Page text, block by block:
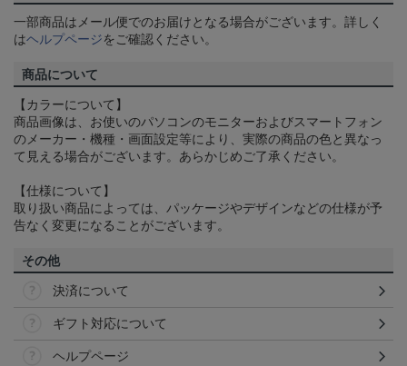
一部商品はメール便でのお届けとなる場合がございます。詳しく
はヘルプページをご確認ください。
商品について
【カラーについて】
商品画像は、お使いのパソコンのモニターおよびスマートフォン
のメーカー・機種・画面設定等により、実際の商品の色と異なっ
て見える場合がございます。あらかじめご了承ください。
【仕様について】
取り扱い商品によっては、パッケージやデザインなどの仕様が予
告なく変更になることがございます。
その他
決済について
ギフト対応について
ヘルプページ